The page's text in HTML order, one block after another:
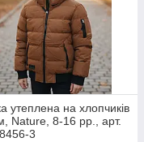
утеплена на хлопчиків
Nature, 8-16 рр., арт.
3